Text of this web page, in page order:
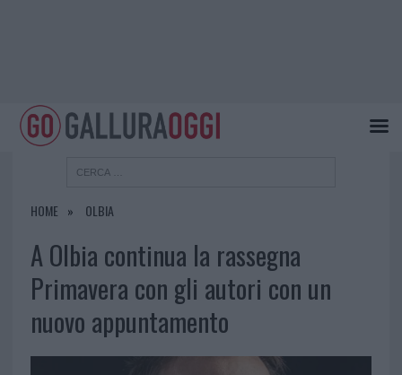
HOME OLBIA
A Olbia continua la rassegna
Primavera con gli autori con un
nuovo appuntamento